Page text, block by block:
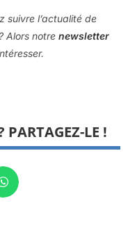
suivre l’actualité de
Alors notre newsletter
PARTAGEZ-LE !